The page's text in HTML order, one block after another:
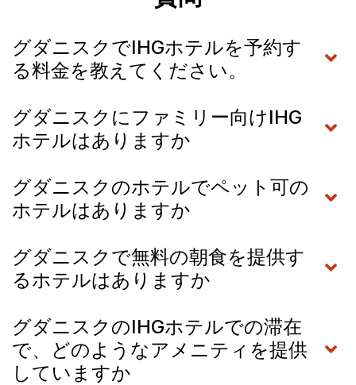
グダニスクでIHGホテルを予約す
る料金を教えてください。
グダニスクにファミリー向けIHG
ホテルはありますか
グダニスクのホテルでペット可の
ホテルはありますか
グダニスクで無料の朝食を提供す
るホテルはありますか
グダニスクのIHGホテルでの滞在
で、どのようなアメニティを提供
していますか